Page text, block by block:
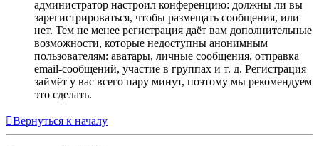
администратор настроил конференцию: должны ли вы
зарегистрироваться, чтобы размещать сообщения, или
нет. Тем не менее регистрация даёт вам дополнительные
возможности, которые недоступны анонимным
пользователям: аватары, личные сообщения, отправка
email-сообщений, участие в группах и т. д. Регистрация
займёт у вас всего пару минут, поэтому мы рекомендуем
это сделать.
Вернуться к началу